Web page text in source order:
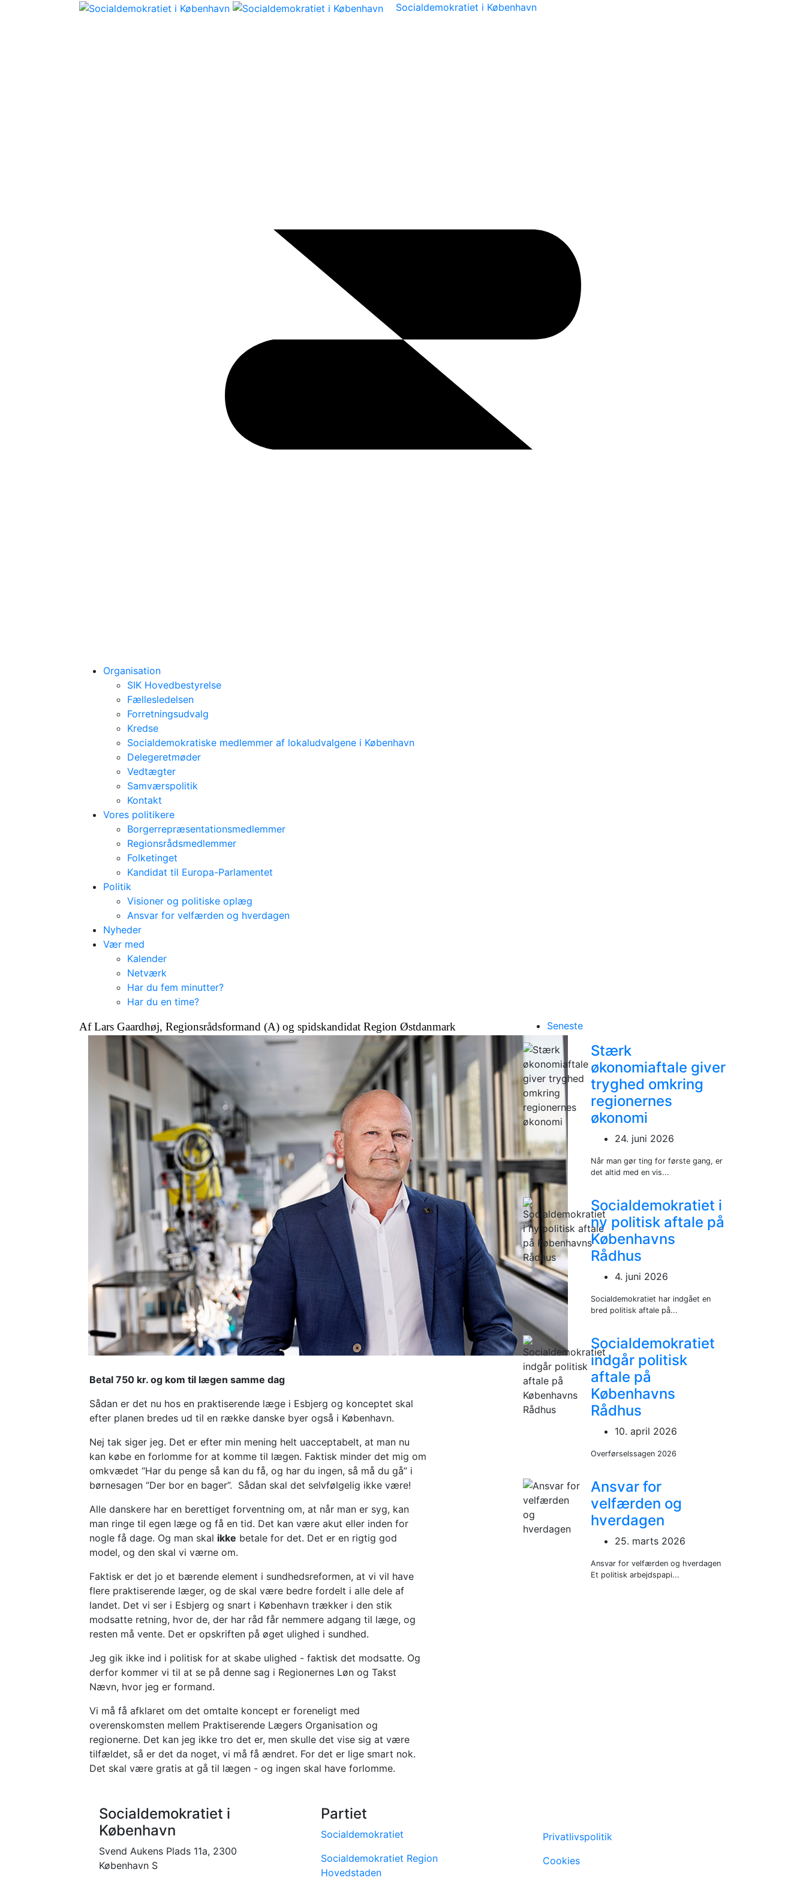
Socialdemokratiet i København
Organisation
SIK Hovedbestyrelse
Fællesledelsen
Forretningsudvalg
Kredse
Socialdemokratiske medlemmer af lokaludvalgene i København
Delegeretmøder
Vedtægter
Samværspolitik
Kontakt
Vores politikere
Borgerrepræsentationsmedlemmer
Regionsrådsmedlemmer
Folketinget
Kandidat til Europa-Parlamentet
Politik
Visioner og politiske oplæg
Ansvar for velfærden og hverdagen
Nyheder
Vær med
Kalender
Netværk
Har du fem minutter?
Har du en time?
Af Lars Gaardhøj, Regionsrådsformand (A) og spidskandidat Region Østdanmark
Betal 750 kr. og kom til lægen samme dag
Sådan er det nu hos en praktiserende læge i Esbjerg og konceptet skal
efter planen bredes ud til en række danske byer også i København.
Nej tak siger jeg. Det er efter min mening helt uacceptabelt, at man nu
kan købe en forlomme for at komme til lægen. Faktisk minder det mig om
omkvædet “Har du penge så kan du få, og har du ingen, så må du gå” i
børnesagen “Der bor en bager”. Sådan skal det selvfølgelig ikke være!
Alle danskere har en berettiget forventning om, at når man er syg, kan
man ringe til egen læge og få en tid. Det kan være akut eller inden for
nogle få dage. Og man skal ikke betale for det. Det er en rigtig god
model, og den skal vi værne om.
Faktisk er det jo et bærende element i sundhedsreformen, at vi vil have
flere praktiserende læger, og de skal være bedre fordelt i alle dele af
landet. Det vi ser i Esbjerg og snart i København trækker i den stik
modsatte retning, hvor de, der har råd får nemmere adgang til læge, og
resten må vente. Det er opskriften på øget ulighed i sundhed.
Jeg gik ikke ind i politisk for at skabe ulighed - faktisk det modsatte. Og
derfor kommer vi til at se på denne sag i Regionernes Løn og Takst
Nævn, hvor jeg er formand.
Vi må få afklaret om det omtalte koncept er foreneligt med
overenskomsten mellem Praktiserende Lægers Organisation og
regionerne. Det kan jeg ikke tro det er, men skulle det vise sig at være
tilfældet, så er det da noget, vi må få ændret. For det er lige smart nok.
Det skal være gratis at gå til lægen - og ingen skal have forlomme.
Seneste
Stærk
økonomiaftale giver
tryghed omkring
regionernes
økonomi
24. juni 2026
Når man gør ting for første gang, er
det altid med en vis...
Socialdemokratiet i
ny politisk aftale på
Københavns
Rådhus
4. juni 2026
Socialdemokratiet har indgået en
bred politisk aftale på...
Socialdemokratiet
indgår politisk
aftale på
Københavns
Rådhus
10. april 2026
Overførselssagen 2026
Ansvar for
velfærden og
hverdagen
25. marts 2026
Ansvar for velfærden og hverdagen
Et politisk arbejdspapi...
Socialdemokratiet i
København
Svend Aukens Plads 11a, 2300
København S
Partiet
Socialdemokratiet
Socialdemokratiet Region
Hovedstaden
Privatlivspolitik
Cookies